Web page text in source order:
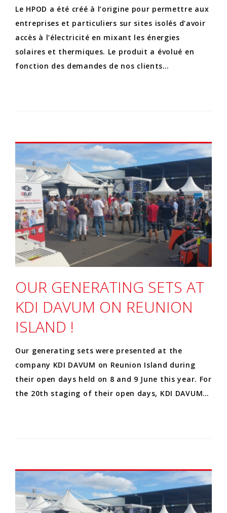
Le HPOD a été créé à l’origine pour permettre aux
entreprises et particuliers sur sites isolés d’avoir
accès à l’électricité en mixant les énergies
solaires et thermiques. Le produit a évolué en
fonction des demandes de nos clients…
OUR GENERATING SETS AT
KDI DAVUM ON REUNION
ISLAND !
Our generating sets were presented at the
company KDI DAVUM on Reunion Island during
their open days held on 8 and 9 June this year. For
the 20th staging of their open days, KDI DAVUM…